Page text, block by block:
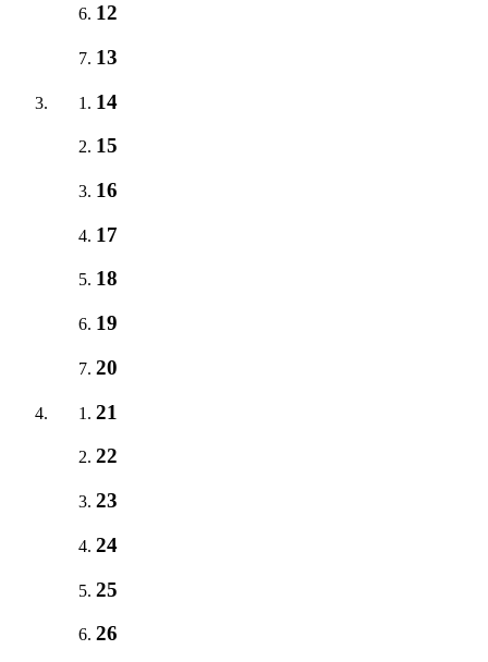
12
13
14
15
16
17
18
19
20
21
22
23
24
25
26